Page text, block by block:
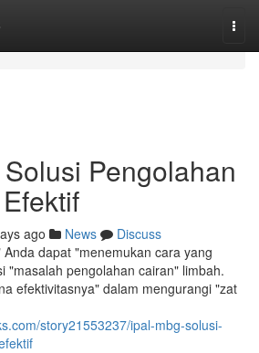
Pengolahan
ago News
Discuss
dapat "menemukan cara yang
"masalah pengolahan cairan" limbah.
efektivitasnya" dalam mengurangi "zat
story21553237/ipal-mbg-solusi-